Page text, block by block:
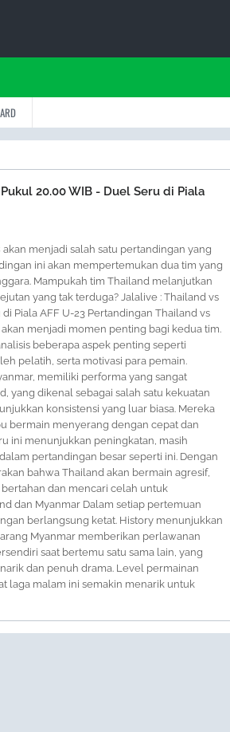
20.00 WIB - Duel Seru di Piala
menjadi salah satu pertandingan yang
ini akan mempertemukan dua tim yang
Mampukah tim Thailand melanjutkan
yang tak terduga? Jalalive : Thailand vs
Piala AFF U-23 Pertandingan Thailand vs
menjadi momen penting bagi kedua tim.
beberapa aspek penting seperti
pelatih, serta motivasi para pemain.
memiliki performa yang sangat
yang dikenal sebagai salah satu kekuatan
konsistensi yang luar biasa. Mereka
bermain menyerang dengan cepat dan
ini menunjukkan peningkatan, masih
pertandingan besar seperti ini. Dengan
bahwa Thailand akan bermain agresif,
dan mencari celah untuk
dan Myanmar Dalam setiap pertemuan
berlangsung ketat. History menunjukkan
Myanmar memberikan perlawanan
saat bertemu satu sama lain, yang
dan penuh drama. Level permainan
laga malam ini semakin menarik untuk